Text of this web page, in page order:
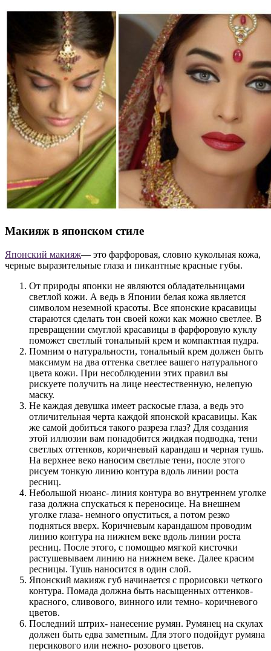
Макияж в японском стиле
Японский макияж— это фарфоровая, словно кукольная кожа,
черные выразительные глаза и пикантные красные губы.
От природы японки не являются обладательницами
светлой кожи. А ведь в Японии белая кожа является
символом неземной красоты. Все японские красавицы
стараются сделать тон своей кожи как можно светлее. В
превращении смуглой красавицы в фарфоровую куклу
поможет светлый тональный крем и компактная пудра.
Помним о натуральности, тональный крем должен быть
максимум на два оттенка светлее вашего натурального
цвета кожи. При несоблюдении этих правил вы
рискуете получить на лице неестественную, нелепую
маску.
Не каждая девушка имеет раскосые глаза, а ведь это
отличительная черта каждой японской красавицы. Как
же самой добиться такого разреза глаз? Для создания
этой иллюзии вам понадобится жидкая подводка, тени
светлых оттенков, коричневый карандаш и черная тушь.
На верхнее веко наносим светлые тени, после этого
рисуем тонкую линию контура вдоль линии роста
ресниц.
Небольшой нюанс- линия контура во внутреннем уголке
газа должна спускаться к переносице. На внешнем
уголке глаза- немного опуститься, а потом резко
подняться вверх. Коричневым карандашом проводим
линию контура на нижнем веке вдоль линии роста
ресниц. После этого, с помощью мягкой кисточки
растушевываем линию на нижнем веке. Далее красим
ресницы. Тушь наносится в один слой.
Японский макияж губ начинается с прорисовки четкого
контура. Помада должна быть насыщенных оттенков-
красного, сливового, винного или темно- коричневого
цветов.
Последний штрих- нанесение румян. Румянец на скулах
должен быть едва заметным. Для этого подойдут румяна
персикового или нежно- розового цветов.